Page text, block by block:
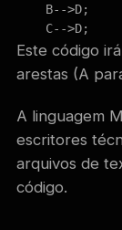
    B-->D;
    C-->D;
Este código
arestas (A
A linguagem
escritores
arquivos de
código.